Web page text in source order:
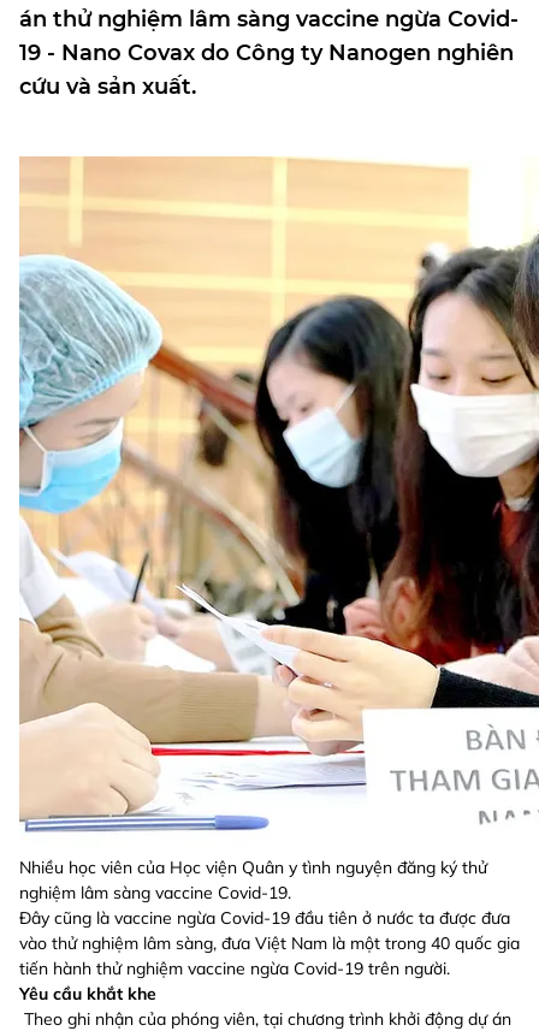
án thử nghiệm lâm sàng vaccine ngừa Covid-
19 - Nano Covax do Công ty Nanogen nghiên
cứu và sản xuất.
Nhiều học viên của Học viện Quân y tình nguyện đăng ký thử
nghiệm lâm sàng vaccine Covid-19.
Đây cũng là vaccine ngừa Covid-19 đầu tiên ở nước ta được đưa
vào thử nghiệm lâm sàng, đưa Việt Nam là một trong 40 quốc gia
tiến hành thử nghiệm vaccine ngừa Covid-19 trên người.
Yêu cầu khắt khe
Theo ghi nhận của phóng viên, tại chương trình khởi động dự án